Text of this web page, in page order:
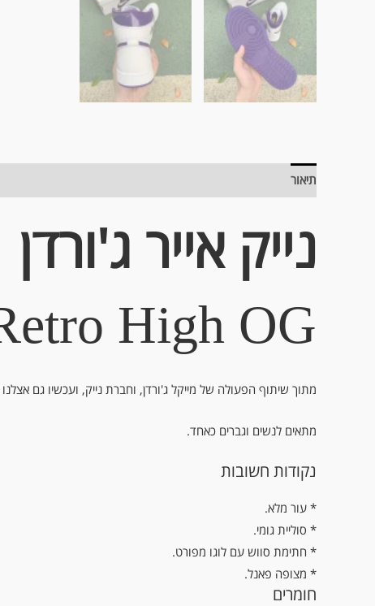
תיאור
נייק אייר ג'ורדן 1 גבוה
High OG
מתוך שיתוף הפעולה של מייקל ג'ורדן, וחברת נייק, ועכשיו גם
מתאים לנשים וגברים כאחד.
נקודות חשובות
.עור מלא *
* סוליית גומי.
* חתימת סווש עם לוגו מפורט.
* מצופה פאנל.
חומרים